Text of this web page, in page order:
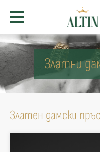
Златни
Златен дамски